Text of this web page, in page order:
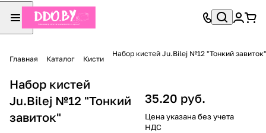
Главная Каталог Кисти
Набор кистей Ju.Bilej №12 "Тонкий завиток"
Набор кистей
Ju.Bilej №12 "Тонкий
завиток"
35.20 руб.
Цена указана без учета
НДС